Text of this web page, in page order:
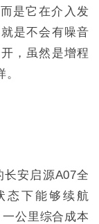
是它在介入发
是不会有噪音
，虽然是增程
安启源A07全
态下能够续航
公里综合成本